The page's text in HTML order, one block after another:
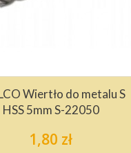
Wiertło do metalu S
HSS 5mm S-22050
1,80 zł